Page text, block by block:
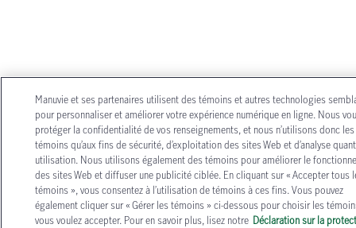
Manuvie et ses partenaires utilisent des témoins et autres technologies
pour personnaliser et améliorer votre expérience numérique en ligne. Nous
protéger la confidentialité de vos renseignements, et nous n’utilisons donc les
témoins qu’aux fins de sécurité, d’exploitation des sites Web et d’analyse
utilisation. Nous utilisons également des témoins pour améliorer le
des sites Web et diffuser une publicité ciblée. En cliquant sur « Accepter tous
témoins », vous consentez à l’utilisation de témoins à ces fins. Vous pouvez
également cliquer sur « Gérer les témoins » ci-dessous pour choisir les
vous voulez accepter. Pour en savoir plus, lisez notre Déclaration sur la